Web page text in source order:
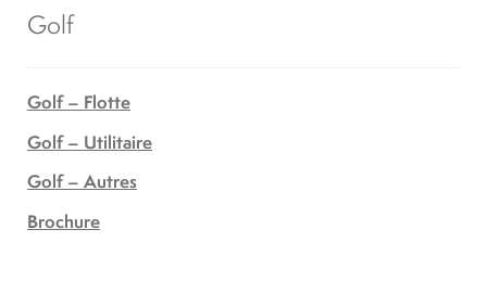
Golf
Golf – Flotte
Golf – Utilitaire
Golf – Autres
Brochure